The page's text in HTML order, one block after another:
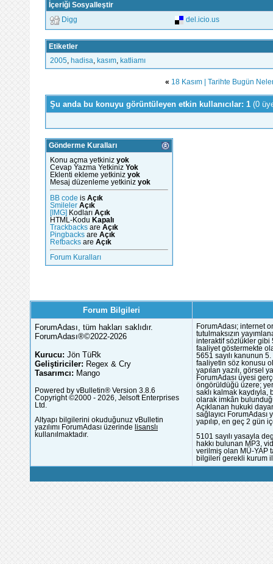
İçeriği Sosyalleştir
Digg del.icio.us
Etiketler
2005
hadisa kasım katliamı
« 18 Kasım | Tarihte Bugün
Şu anda bu konuyu görüntüleyen etkin kullanıcılar: 1 (0
Gönderme Kuralları
Konu açma yetkiniz yok
Cevap Yazma Yetkiniz Yok
Eklenti ekleme yetkiniz yok
Mesaj düzenleme yetkiniz yok
BB code is Açık
Smileler Açık
[IMG] Kodları Açık
HTML-Kodu Kapalı
Trackbacks are Açık
Pingbacks are Açık
Refbacks are Açık
Forum Kuralları
Forum Bilgileri
ForumAdası, tüm hakları saklıdır.
ForumAdası®©2022-2026
Kurucu: Jön TüRk
Geliştiriciler: Regex & Cry
Tasarımcı: Mango
Powered by vBulletin® Version 3.8.6
Copyright ©2000 - 2026, Jelsoft Enterprises
Ltd.
Altyapı bilgilerini okuduğunuz vBulletin
yazılımı ForumAdası üzerinde lisanslı
kullanılmaktadır.
ForumAdası; internet
tutulmaksızın
interaktif sözlükler gibi
faaliyet göstermekte
5651 sayılı kanunun
faaliyetin söz konusu
yapılan yazılı, görsel
ForumAdası üyesi
öngörüldüğü üzere;
saklı kalmak
olarak imkân
Açıklanan hukuki
sağlayıcı
yapılıp, en geç 2 gün
5101 sayılı yasayla
hakkı bulunan MP3,
verilmiş olan MÜ-YAP
bilgileri gerekli kurum